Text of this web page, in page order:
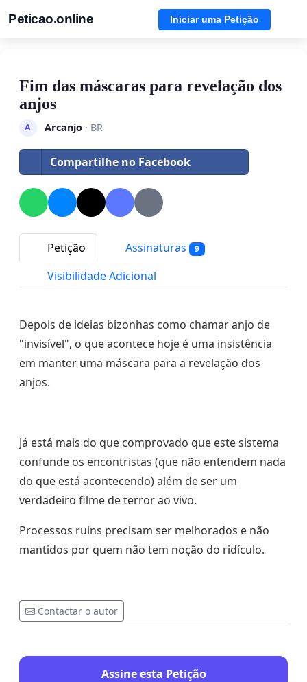
Peticao.online Iniciar uma Petição
Fim das máscaras para revelação dos
anjos
A Arcanjo· BR
Compartilhe no Facebook
Petição Assinaturas 9
Visibilidade Adicional
Depois de ideias bizonhas como chamar anjo de
"invisível", o que acontece hoje é uma insistência
em manter uma máscara para a revelação dos
anjos.
Já está mais do que comprovado que este sistema
confunde os encontristas (que não entendem nada
do que está acontecendo) além de ser um
verdadeiro filme de terror ao vivo.
Processos ruins precisam ser melhorados e não
mantidos por quem não tem noção do ridículo.
Contactar o autor
Assine esta Petição